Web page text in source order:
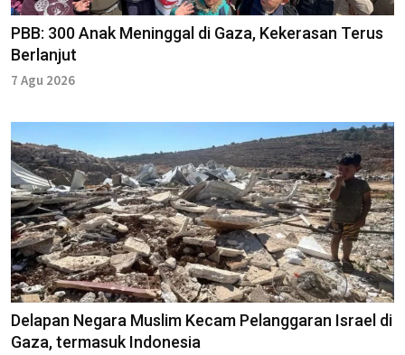
PBB: 300 Anak Meninggal di Gaza, Kekerasan Terus
Berlanjut
7 Agu 2026
Delapan Negara Muslim Kecam Pelanggaran Israel di
Gaza, termasuk Indonesia